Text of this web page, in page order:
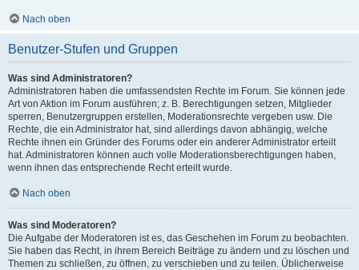
Nach oben
Benutzer-Stufen und Gruppen
Was sind Administratoren?
Administratoren haben die umfassendsten Rechte im Forum. Sie können jede
Art von Aktion im Forum ausführen; z. B. Berechtigungen setzen, Mitglieder
sperren, Benutzergruppen erstellen, Moderationsrechte vergeben usw. Die
Rechte, die ein Administrator hat, sind allerdings davon abhängig, welche
Rechte ihnen ein Gründer des Forums oder ein anderer Administrator erteilt
hat. Administratoren können auch volle Moderationsberechtigungen haben,
wenn ihnen das entsprechende Recht erteilt wurde.
Nach oben
Was sind Moderatoren?
Die Aufgabe der Moderatoren ist es, das Geschehen im Forum zu beobachten.
Sie haben das Recht, in ihrem Bereich Beiträge zu ändern und zu löschen und
Themen zu schließen, zu öffnen, zu verschieben und zu teilen. Üblicherweise